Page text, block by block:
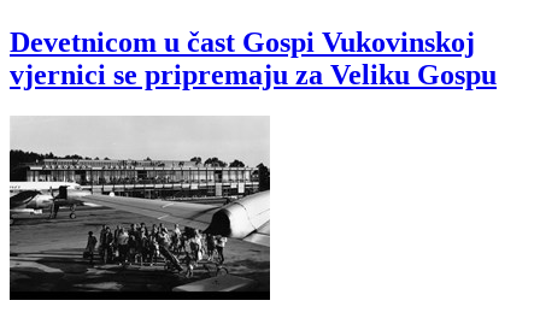
Devetnicom u čast Gospi Vukovinskoj
vjernici se pripremaju za Veliku Gospu